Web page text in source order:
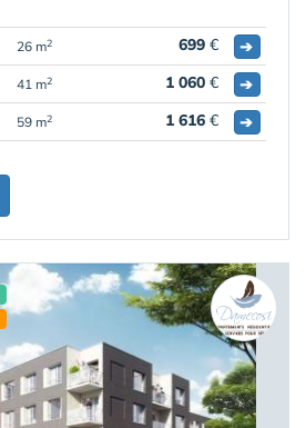
26 m2 699 €
➔
41 m2 1 060 €
➔
59 m2 1 616 € ➔